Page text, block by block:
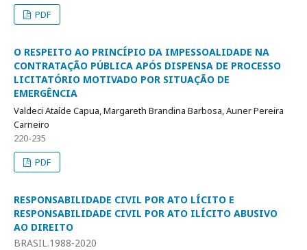
PDF
O RESPEITO AO PRINCÍPIO DA IMPESSOALIDADE NA
CONTRATAÇÃO PÚBLICA APÓS DISPENSA DE PROCESSO
LICITATÓRIO MOTIVADO POR SITUAÇÃO DE
EMERGÊNCIA
Valdeci Ataíde Capua, Margareth Brandina Barbosa, Auner Pereira
Carneiro
220-235
PDF
RESPONSABILIDADE CIVIL POR ATO LÍCITO E
RESPONSABILIDADE CIVIL POR ATO ILÍCITO ABUSIVO
AO DIREITO
BRASIL.1988-2020